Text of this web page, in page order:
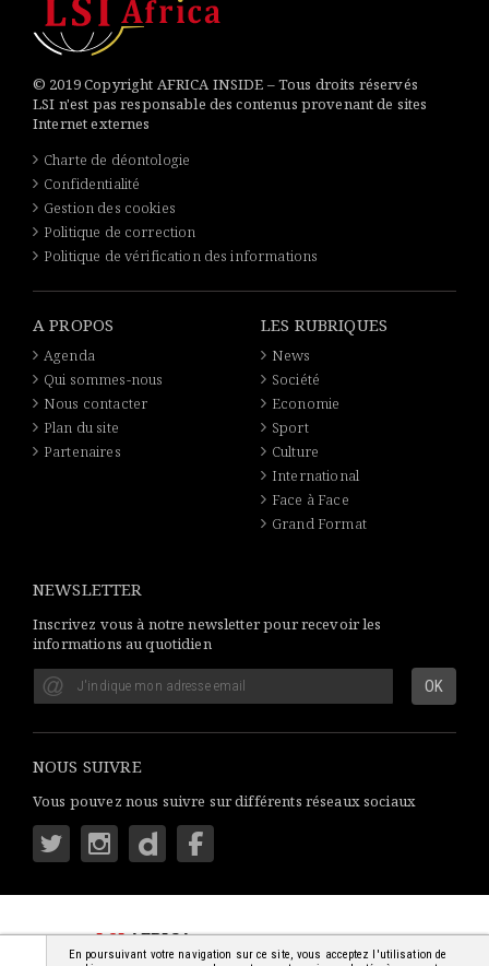
© 2019 Copyright AFRICA INSIDE – Tous droits réservés
LSI n'est pas responsable des contenus provenant de sites
Internet externes
Charte de déontologie
Confidentialité
Gestion des cookies
Politique de correction
Politique de vérification des informations
A PROPOS
Agenda
Qui sommes-nous
Nous contacter
Plan du site
Partenaires
LES RUBRIQUES
News
Société
Economie
Sport
Culture
International
Face à Face
Grand Format
NEWSLETTER
Inscrivez vous à notre newsletter pour recevoir les
informations au quotidien
NOUS SUIVRE
Vous pouvez nous suivre sur différents réseaux sociaux
LSIAFRICA: S'INFORMER SIMPLEMENT
© 2018-2026 - TOUS DROITS RÉSERVÉS
En poursuivant votre navigation sur ce site, vous acceptez l'utilisation de